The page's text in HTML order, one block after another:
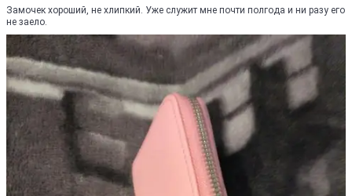
Замочек хороший, не хлипкий. Уже служит мне почти полгода и ни разу его
не заело.